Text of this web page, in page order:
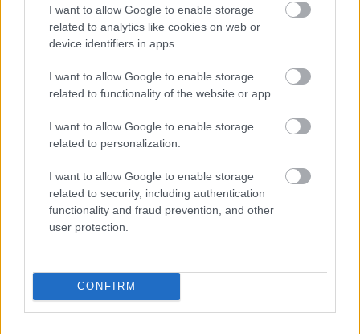
I want to allow Google to enable storage
related to analytics like cookies on web or
device identifiers in apps.
I want to allow Google to enable storage
related to functionality of the website or app.
I want to allow Google to enable storage
related to personalization.
I want to allow Google to enable storage
related to security, including authentication
functionality and fraud prevention, and other
user protection.
CONFIRM
MBEUMO A HÓNAP
LEGJOBBJA A PREMIER
CSAPATNAK KÖSZÖNHETŐ
HÓNAP LEGJOBBJA SZAVAZÁS